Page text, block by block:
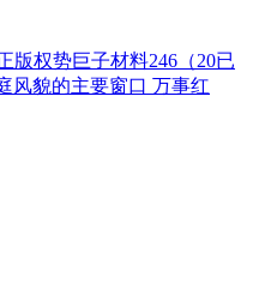
版权势巨子材料246（20已
风貌的主要窗口 万事红